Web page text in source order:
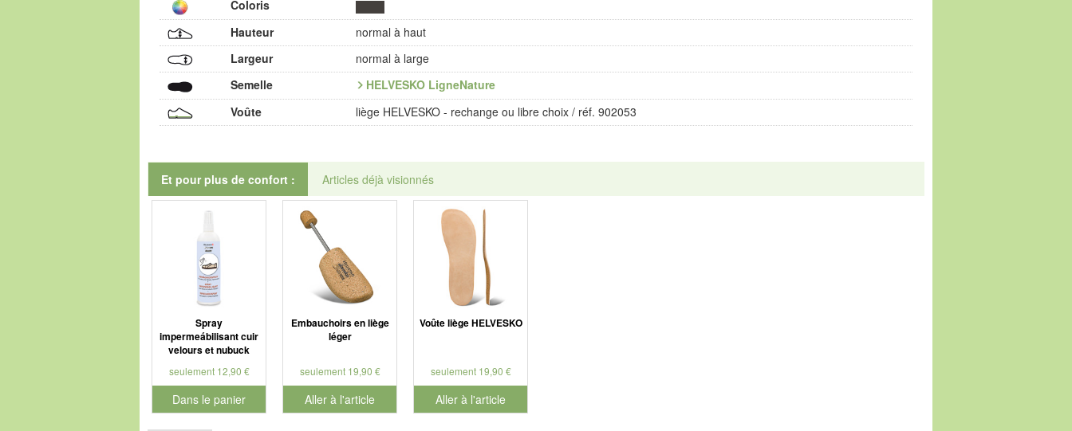
Coloris
Hauteur
normal à haut
Largeur
normal à large
Semelle
HELVESKO LigneNature
Voûte
liège HELVESKO - rechange ou libre choix / réf. 902053
Et pour plus de confort : Articles déjà visionnés
Spray
impermeábilisant cuir
velours et nubuck
seulement 12,90 €
Dans le panier
pour le numéro de produit 901179
Embauchoirs en liège
léger
seulement 19,90 €
Aller à l'article
Voûte liège HELVESKO
seulement 19,90 €
Aller à l'article